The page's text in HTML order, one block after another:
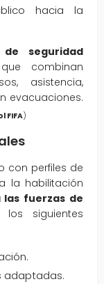
hacia la
de seguridad
combinan
asistencia,
evacuaciones.
FIFA)
con perfiles de
la habilitación
fuerzas de
siguientes
adaptadas.